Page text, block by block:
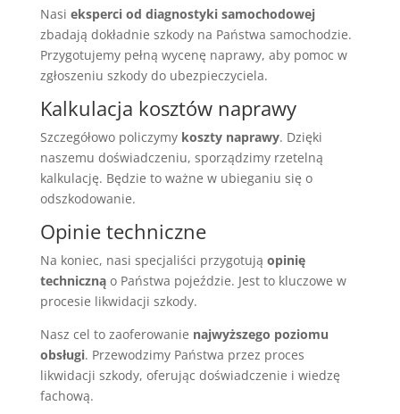
Nasi eksperci od diagnostyki samochodowej
zbadają dokładnie szkody na Państwa samochodzie.
Przygotujemy pełną wycenę naprawy, aby pomoc w
zgłoszeniu szkody do ubezpieczyciela.
Kalkulacja kosztów naprawy
Szczegółowo policzymy koszty naprawy. Dzięki
naszemu doświadczeniu, sporządzimy rzetelną
kalkulację. Będzie to ważne w ubieganiu się o
odszkodowanie.
Opinie techniczne
Na koniec, nasi specjaliści przygotują opinię
technicznąo Państwa pojeździe. Jest to kluczowe w
procesie likwidacji szkody.
Nasz cel to zaoferowanie najwyższego poziomu
obsługi. Przewodzimy Państwa przez proces
likwidacji szkody, oferując doświadczenie i wiedzę
fachową.